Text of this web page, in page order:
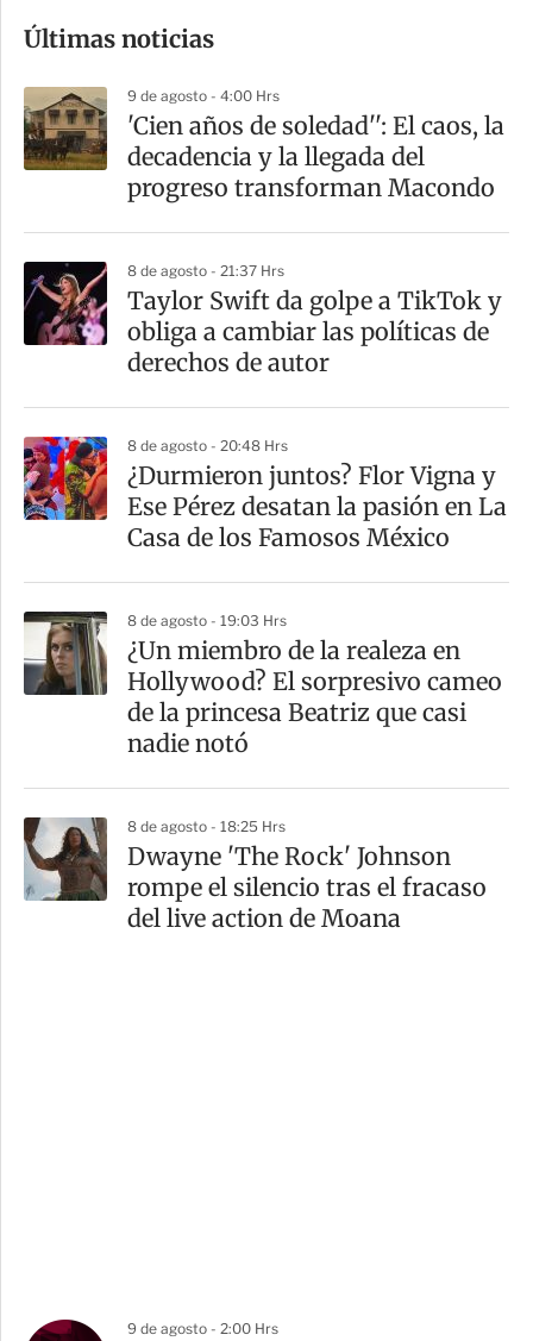
m
a
r
t
Últimas noticias
9 de agosto - 4:00 Hrs
'Cien años de soledad'': El caos, la
decadencia y la llegada del
progreso transforman Macondo
8 de agosto - 21:37 Hrs
Taylor Swift da golpe a TikTok y
obliga a cambiar las políticas de
derechos de autor
8 de agosto - 20:48 Hrs
¿Durmieron juntos? Flor Vigna y
Ese Pérez desatan la pasión en La
Casa de los Famosos México
8 de agosto - 19:03 Hrs
¿Un miembro de la realeza en
Hollywood? El sorpresivo cameo
de la princesa Beatriz que casi
nadie notó
8 de agosto - 18:25 Hrs
Dwayne 'The Rock' Johnson
rompe el silencio tras el fracaso
del live action de Moana
9 de agosto - 2:00 Hrs